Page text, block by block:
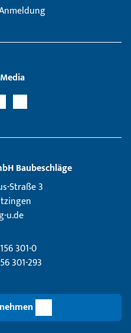
Baubeschläge
Straße 3
u.de
301-0
301-293